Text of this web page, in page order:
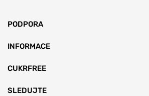
PODPORA
INFORMACE
CUKRFREE
SLEDUJTE